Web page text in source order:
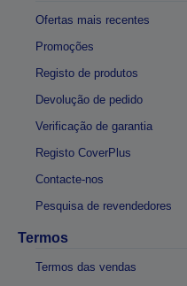
Ofertas mais recentes
Promoções
Registo de produtos
Devolução de pedido
Verificação de garantia
Registo CoverPlus
Contacte-nos
Pesquisa de revendedores
Termos
Termos das vendas